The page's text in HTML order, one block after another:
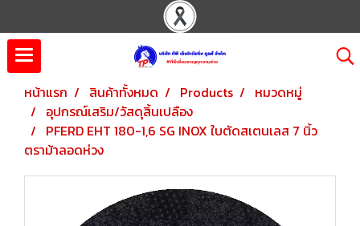
หน้าแรก สินค้าทั้งหมด Products
หมวดหมู่
อุปกรณ์เสริม/วัสดุสิ้นเปลือง
PFERD EHT 180-1,6 SG INOX ใบตัดสเตนเลส 7 นิ้ว
ตราม้าลอดห่วง